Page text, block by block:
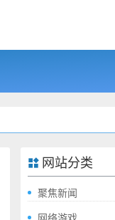
网站分类
聚焦新闻
网络游戏